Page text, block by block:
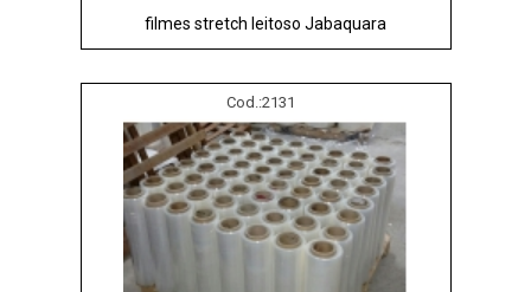
filmes stretch leitoso Jabaquara
Cod.:2131